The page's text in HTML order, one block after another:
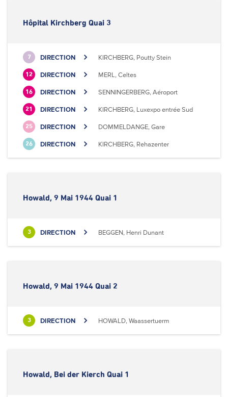
Hôpital Kirchberg Quai 3
7 DIRECTION KIRCHBERG, Poutty Stein
12 DIRECTION MERL, Celtes
16 DIRECTION SENNINGERBERG, Aéroport
21 DIRECTION KIRCHBERG, Luxexpo entrée Sud
25 DIRECTION DOMMELDANGE, Gare
26 DIRECTION KIRCHBERG, Rehazenter
Howald, 9 Mai 1944 Quai 1
3 DIRECTION BEGGEN, Henri Dunant
Howald, 9 Mai 1944 Quai 2
3 DIRECTION HOWALD, Waassertuerm
Howald, Bei der Kierch Quai 1